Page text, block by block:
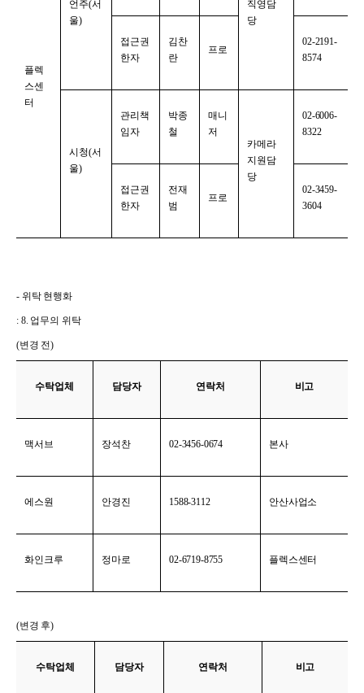
플렉
스센
터
언주(서
울)
직영담
당
접근권
한자
김찬
란
프로
02-2191-
8574
시청(서
울)
관리책
임자
박종
철
매니
저
카메라
지원담
당
02-6006-
8322
접근권
한자
전재
범
프로
02-3459-
3604
- 위탁 현행화
: 8. 업무의 위탁
(변경 전)
수탁업체 담당자 연락처 비고
맥서브 장석찬 02-3456-0674 본사
에스원 안경진 1588-3112 안산사업소
화인크루 정마로 02-6719-8755 플렉스센터
(변경 후)
수탁업체 담당자 연락처 비고